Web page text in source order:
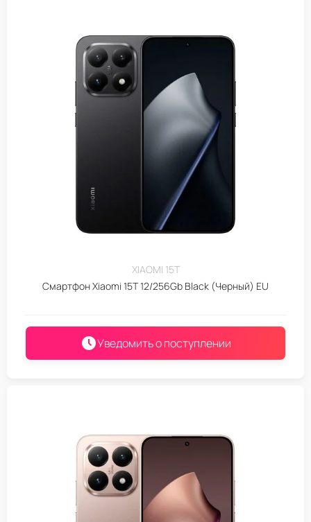
XIAOMI 15T
Смартфон Xiaomi 15T 12/256Gb Black (Черный) EU
Уведомить о поступлении